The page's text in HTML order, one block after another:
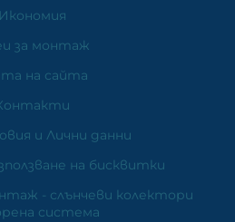
Икономия
за монтаж
на сайта
и Лични данни
на бисквитки
- слънчеви колектори
система